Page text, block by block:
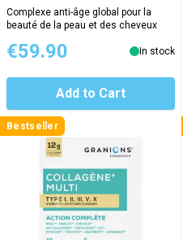
Complexe anti-âge global pour la
beauté de la peau et des cheveux
€59.90 In stock
Add to Cart
Bestseller